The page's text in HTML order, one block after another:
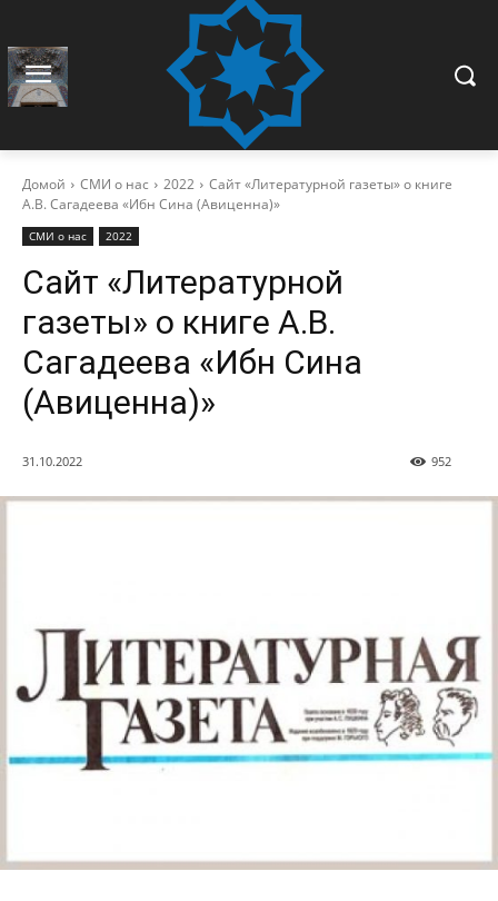
Домой СМИ о нас 2022
Сайт «Литературной газеты» о книге
А.В. Сагадеева «Ибн Сина (Авиценна)»
СМИ о нас 2022
Сайт «Литературной
газеты» о книге А.В.
Сагадеева «Ибн Сина
(Авиценна)»
31.10.2022 952